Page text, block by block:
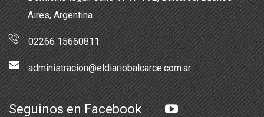
Aires, Argentina
02266 15660811
administracion@eldiariobalcarce.com.ar
Seguinos en Facebook